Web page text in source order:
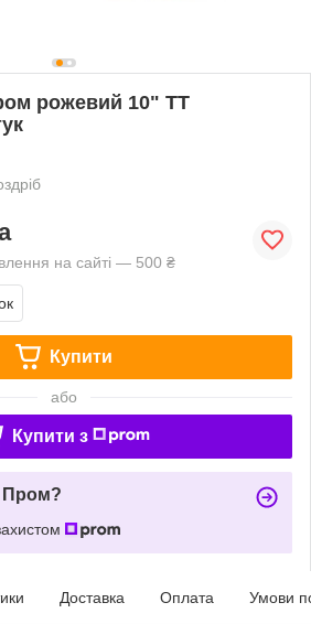
рожевий 10" TT
на сайті — 500 ₴
Купити
або
Купити з
Пром?
Доставка Оплата Умови